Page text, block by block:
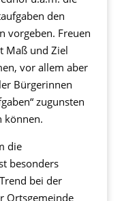
den
vorgeben. Freuen
Maß und Ziel
vor allem aber
Bürgerinnen
zugunsten
können.
die
besonders
bei der
Ortsgemeinde